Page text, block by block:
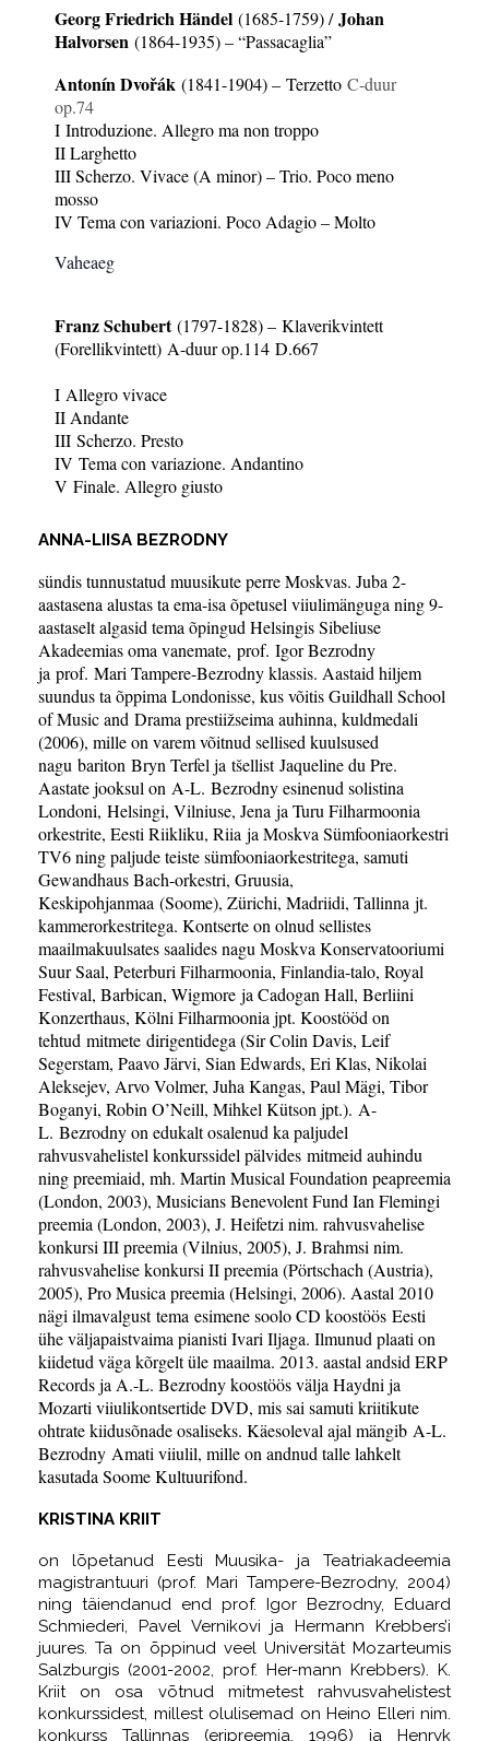
Georg Friedrich Händel (1685-1759) /Johan
Halvorsen (1864-1935) – “Passacaglia”
Antonín Dvořák (1841-1904) – Terzetto C-duur
op.74
I Introduzione. Allegro ma non troppo
II Larghetto
III Scherzo. Vivace (A minor) – Trio. Poco meno
mosso
IV Tema con variazioni. Poco Adagio – Molto
Vaheaeg
Franz Schubert(1797-1828) – Klaverikvintett
(Forellikvintett) A-duur op.114 D.667
I Allegro vivace
II Andante
III Scherzo. Presto
IV Tema con variazione. Andantino
V Finale. Allegro giusto
ANNA-LIISA BEZRODNY
sündis tunnustatud muusikute perre Moskvas. Juba 2-
aastasena alustas ta ema-isa õpetusel viiulimänguga ning 9-
aastaselt algasid tema õpingud Helsingis Sibeliuse
Akadeemias oma vanemate, prof. Igor Bezrodny
ja prof. Mari Tampere-Bezrodny klassis. Aastaid hiljem
suundus ta õppima Londonisse, kus võitis Guildhall School
of Music and Drama prestiižseima auhinna, kuldmedali
(2006), mille on varem võitnud sellised kuulsused
nagu bariton Bryn Terfel ja tšellist Jaqueline du Pre.
Aastate jooksul on A-L. Bezrodny esinenud solistina
Londoni, Helsingi, Vilniuse, Jena ja Turu Filharmoonia
orkestrite, Eesti Riikliku, Riia ja Moskva Sümfooniaorkestri
TV6 ning paljude teiste sümfooniaorkestritega, samuti
Gewandhaus Bach-orkestri, Gruusia,
Keskipohjanmaa (Soome), Zürichi, Madriidi, Tallinna jt.
kammerorkestritega. Kontserte on olnud sellistes
maailmakuulsates saalides nagu Moskva Konservatooriumi
Suur Saal, Peterburi Filharmoonia, Finlandia-talo, Royal
Festival, Barbican, Wigmore ja Cadogan Hall, Berliini
Konzerthaus, Kölni Filharmoonia jpt. Koostööd on
tehtud mitmete dirigentidega (Sir Colin Davis, Leif
Segerstam, Paavo Järvi, Sian Edwards, Eri Klas, Nikolai
Aleksejev, Arvo Volmer, Juha Kangas, Paul Mägi, Tibor
Boganyi, Robin O’Neill, Mihkel Kütson jpt.). A-
L. Bezrodny on edukalt osalenud ka paljudel
rahvusvahelistel konkurssidel pälvides mitmeid auhindu
ning preemiaid, mh. Martin Musical Foundation peapreemia
(London, 2003), Musicians Benevolent Fund Ian Flemingi
preemia (London, 2003), J. Heifetzi nim. rahvusvahelise
konkursi III preemia (Vilnius, 2005), J. Brahmsi nim.
rahvusvahelise konkursi II preemia (Pörtschach (Austria),
2005), Pro Musica preemia (Helsingi, 2006). Aastal 2010
nägi ilmavalgust tema esimene soolo CD koostöös Eesti
ühe väljapaistvaima pianisti Ivari Iljaga. Ilmunud plaati on
kiidetud väga kõrgelt üle maailma. 2013. aastal andsid ERP
Records ja A.-L. Bezrodny koostöös välja Haydni ja
Mozarti viiulikontsertide DVD, mis sai samuti kriitikute
ohtrate kiidusõnade osaliseks. Käesoleval ajal mängib A-L.
Bezrodny Amati viiulil, mille on andnud talle lahkelt
kasutada Soome Kultuurifond.
KRISTINA KRIIT
on lõpetanud Eesti Muusika- ja Teatriakadeemia
magistrantuuri (prof. Mari Tampere-Bezrodny, 2004)
ning täiendanud end prof. Igor Bezrodny, Eduard
Schmiederi, Pavel Vernikovi ja Hermann Krebbers’i
juures. Ta on õppinud veel Universität Mozarteumis
Salzburgis (2001-2002, prof. Her-mann Krebbers). K.
Kriit on osa võtnud mitmetest rahvusvahelistest
konkurssidest, millest olulisemad on Heino Elleri nim.
konkurss Tallinnas (eripreemia, 1996) ja Henryk